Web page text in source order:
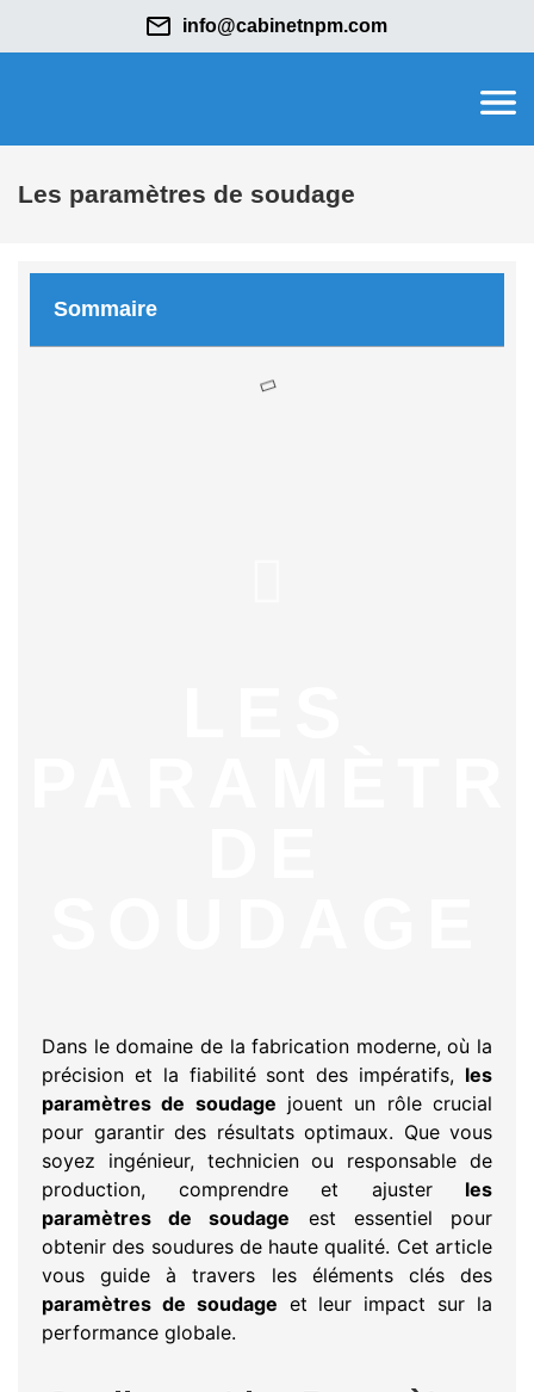
info@cabinetnpm.com
Les paramètres de soudage
Sommaire
Dans le domaine de la fabrication moderne, où la
précision et la fiabilité sont des impératifs, les
paramètres de soudage jouent un rôle crucial
pour garantir des résultats optimaux. Que vous
soyez ingénieur, technicien ou responsable de
production, comprendre et ajuster les
paramètres de soudage est essentiel pour
obtenir des soudures de haute qualité. Cet article
vous guide à travers les éléments clés des
paramètres de soudage et leur impact sur la
performance globale.